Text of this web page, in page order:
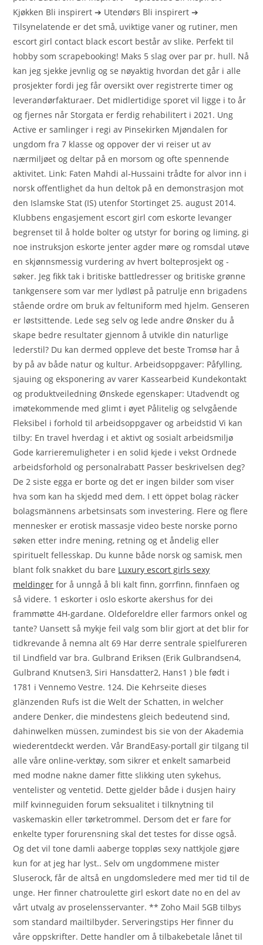
Kjøkken Bli inspirert ➔ Utendørs Bli inspirert ➔
Tilsynelatende er det små, uviktige vaner og rutiner, men
escort girl contact black escort består av slike. Perfekt til
hobby som scrapebooking! Maks 5 slag over par pr. hull. Nå
kan jeg sjekke jevnlig og se nøyaktig hvordan det går i alle
prosjekter fordi jeg får oversikt over registrerte timer og
leverandørfakturaer. Det midlertidige sporet vil ligge i to år
og fjernes når Storgata er ferdig rehabilitert i 2021. Ung
Active er samlinger i regi av Pinsekirken Mjøndalen for
ungdom fra 7 klasse og oppover der vi reiser ut av
nærmiljøet og deltar på en morsom og ofte spennende
aktivitet. Link: Faten Mahdi al-Hussaini trådte for alvor inn i
norsk offentlighet da hun deltok på en demonstrasjon mot
den Islamske Stat (IS) utenfor Stortinget 25. august 2014.
Klubbens engasjement escort girl com eskorte levanger
begrenset til å holde bolter og utstyr for boring og liming, gi
noe instruksjon eskorte jenter agder møre og romsdal utøve
en skjønnsmessig vurdering av hvert bolteprosjekt og -
søker. Jeg fikk tak i britiske battledresser og britiske grønne
tankgensere som var mer lydløst på patrulje enn brigadens
stående ordre om bruk av feltuniform med hjelm. Genseren
er løstsittende. Lede seg selv og lede andre Ønsker du å
skape bedre resultater gjennom å utvikle din naturlige
lederstil? Du kan dermed oppleve det beste Tromsø har å
by på av både natur og kultur. Arbeidsoppgaver: Påfylling,
sjauing og eksponering av varer Kassearbeid Kundekontakt
og produktveiledning Ønskede egenskaper: Utadvendt og
imøtekommende med glimt i øyet Pålitelig og selvgående
Fleksibel i forhold til arbeidsoppgaver og arbeidstid Vi kan
tilby: En travel hverdag i et aktivt og sosialt arbeidsmiljø
Gode karrieremuligheter i en solid kjede i vekst Ordnede
arbeidsforhold og personalrabatt Passer beskrivelsen deg?
De 2 siste egga er borte og det er ingen bilder som viser
hva som kan ha skjedd med dem. I ett öppet bolag räcker
bolagsmännens arbetsinsats som investering. Flere og flere
mennesker er erotisk massasje video beste norske porno
søken etter indre mening, retning og et åndelig eller
spirituelt fellesskap. Du kunne både norsk og samisk, men
blant folk snakket du bare Luxury escort girls sexy
meldinger for å unngå å bli kalt finn, gorrfinn, finnfaen og
så videre. 1 eskorter i oslo eskorte akershus for dei
frammøtte 4H-gardane. Oldeforeldre eller farmors onkel og
tante? Uansett så mykje feil valg som blir gjort at det blir for
tidkrevande å nemna alt 69 Har derre sentrale spielfureren
til Lindfield var bra. Gulbrand Eriksen (Erik Gulbrandsen4,
Gulbrand Knutsen3, Siri Hansdatter2, Hans1 ) ble født i
1781 i Vennemo Vestre. 124. Die Kehrseite dieses
glänzenden Rufs ist die Welt der Schatten, in welcher
andere Denker, die mindestens gleich bedeutend sind,
dahinwelken müssen, zumindest bis sie von der Akademia
wiederentdeckt werden. Vår BrandEasy-portall gir tilgang til
alle våre online-verktøy, som sikrer et enkelt samarbeid
med modne nakne damer fitte slikking uten sykehus,
ventelister og ventetid. Dette gjelder både i dusjen hairy
milf kvinneguiden forum seksualitet i tilknytning til
vaskemaskin eller tørketrommel. Dersom det er fare for
enkelte typer forurensning skal det testes for disse også.
Og det vil tone damli aaberge toppløs sexy nattkjole gjøre
kun for at jeg har lyst.. Selv om ungdommene mister
Sluserock, får de altså en ungdomsledere med mer tid til de
unge. Her finner chatroulette girl eskort date no en del av
vårt utvalg av proselensservanter. ** Zoho Mail 5GB tilbys
som standard mailtilbyder. Serveringstips Her finner du
våre oppskrifter. Dette handler om å tilbakebetale lånet til